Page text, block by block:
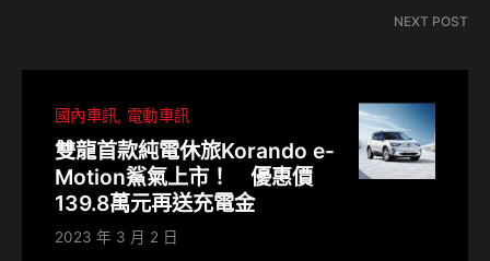
NEXT POST
國內車訊 電動車訊
雙龍首款純電休旅Korando e-
Motion鯊氣上市！ 優惠價
139.8萬元再送充電金
2023 年 3 月 2 日